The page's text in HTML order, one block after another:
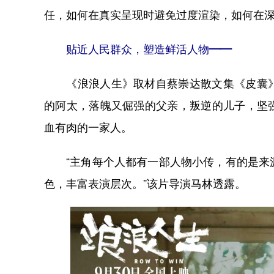
任，如何在真实呈现时避免过度渲染，如何在
贴近人民群众，塑造鲜活人物——
《浪浪人生》取材自蔡崇达散文集《皮囊
的阿太，落魄又倔强的父亲，叛逆的儿子，
血有肉的一家人。
“主角每个人都有一部人物小传，有的是来
色，丰富表演层次。”该片导演马林透露。